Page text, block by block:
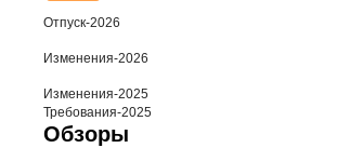
Отпуск-2026
Изменения-2026
Изменения-2025
Требования-2025
Обзоры